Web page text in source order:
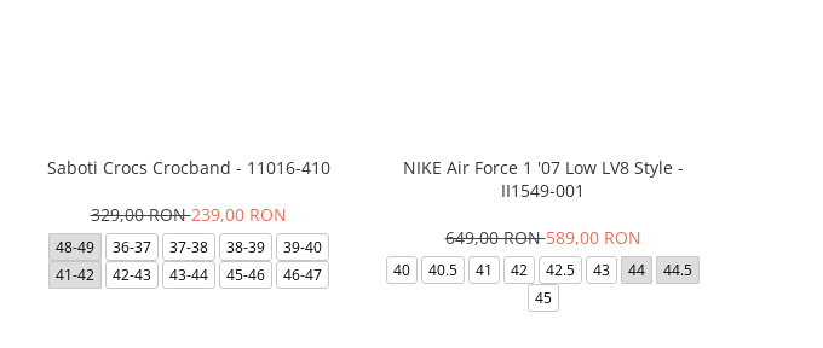
Saboti Crocs Crocband - 11016-410
329,00 RON239,00 RON
48-49 36-37 37-38 38-39
39-40
41-42
42-43 43-44 45-46 46-47
NIKE Air Force 1 '07 Low LV8 Style -
II1549-001
649,00 RON589,00 RON
40 40.5 41 42 42.5 43 44
44.5
45